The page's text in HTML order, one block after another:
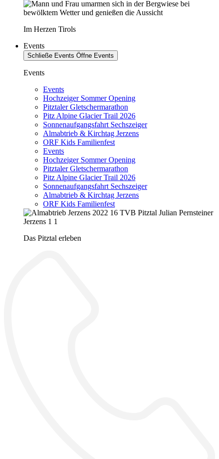
Im Herzen Tirols
Events
Schließe Events Öffne Events
Events
Events
Hochzeiger Sommer Opening
Pitztaler Gletschermarathon
Pitz Alpine Glacier Trail 2026
Sonnenaufgangsfahrt Sechszeiger
Almabtrieb & Kirchtag Jerzens
ORF Kids Familienfest
Events
Hochzeiger Sommer Opening
Pitztaler Gletschermarathon
Pitz Alpine Glacier Trail 2026
Sonnenaufgangsfahrt Sechszeiger
Almabtrieb & Kirchtag Jerzens
ORF Kids Familienfest
Das Pitztal erleben